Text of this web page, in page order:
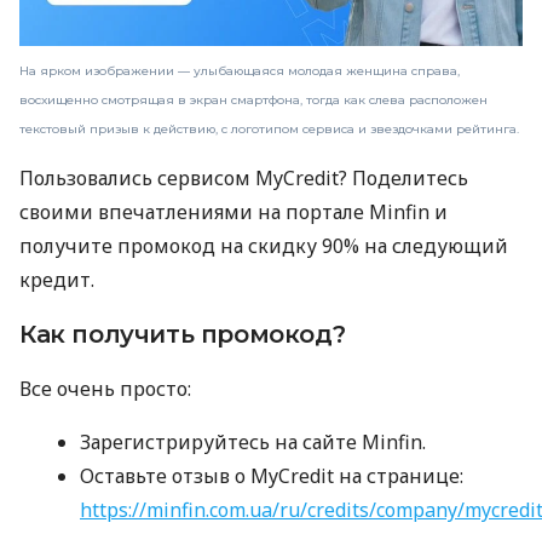
На ярком изображении — улыбающаяся молодая женщина справа,
восхищенно смотрящая в экран смартфона, тогда как слева расположен
текстовый призыв к действию, с логотипом сервиса и звездочками рейтинга.
Пользовались сервисом MyCredit? Поделитесь
своими впечатлениями на портале Minfin и
получите промокод на скидку 90% на следующий
кредит.
Как получить промокод?
Все очень просто:
Зарегистрируйтесь на сайте Minfin.
Оставьте отзыв о MyCredit на странице:
https://minfin.com.ua/ru/credits/company/